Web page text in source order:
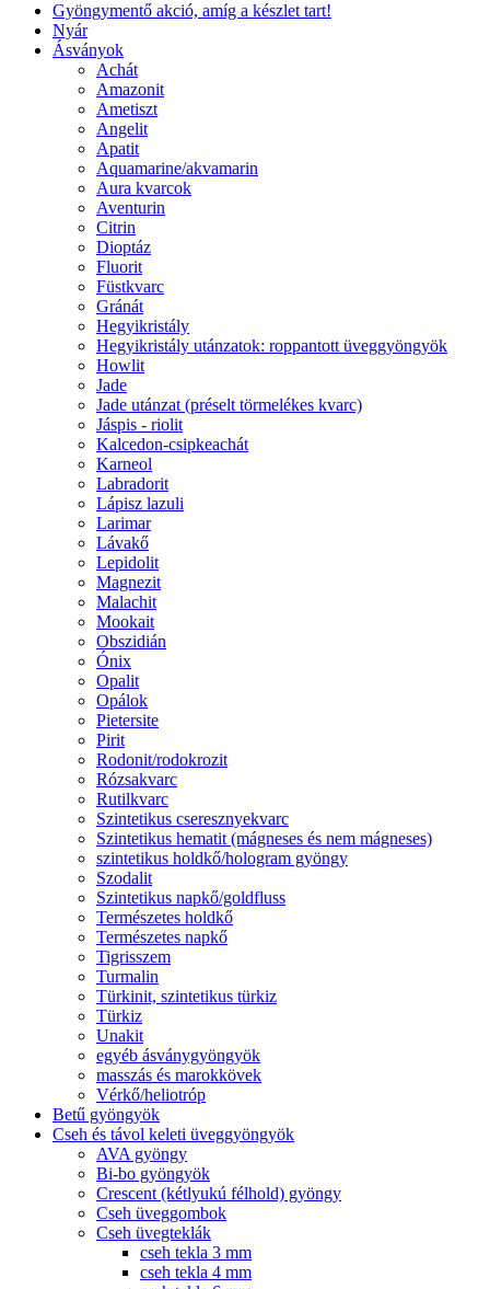
Gyöngymentő akció, amíg a készlet tart!
Nyár
Ásványok
Achát
Amazonit
Ametiszt
Angelit
Apatit
Aquamarine/akvamarin
Aura kvarcok
Aventurin
Citrin
Dioptáz
Fluorit
Füstkvarc
Gránát
Hegyikristály
Hegyikristály utánzatok: roppantott üveggyöngyök
Howlit
Jade
Jade utánzat (préselt törmelékes kvarc)
Jáspis - riolit
Kalcedon-csipkeachát
Karneol
Labradorit
Lápisz lazuli
Larimar
Lávakő
Lepidolit
Magnezit
Malachit
Mookait
Obszidián
Ónix
Opalit
Opálok
Pietersite
Pirit
Rodonit/rodokrozit
Rózsakvarc
Rutilkvarc
Szintetikus cseresznyekvarc
Szintetikus hematit (mágneses és nem mágneses)
szintetikus holdkő/hologram gyöngy
Szodalit
Szintetikus napkő/goldfluss
Természetes holdkő
Természetes napkő
Tigrisszem
Turmalin
Türkinit, szintetikus türkiz
Türkiz
Unakit
egyéb ásványgyöngyök
masszás és marokkövek
Vérkő/heliotróp
Betű gyöngyök
Cseh és távol keleti üveggyöngyök
AVA gyöngy
Bi-bo gyöngyök
Crescent (kétlyukú félhold) gyöngy
Cseh üveggombok
Cseh üvegteklák
cseh tekla 3 mm
cseh tekla 4 mm